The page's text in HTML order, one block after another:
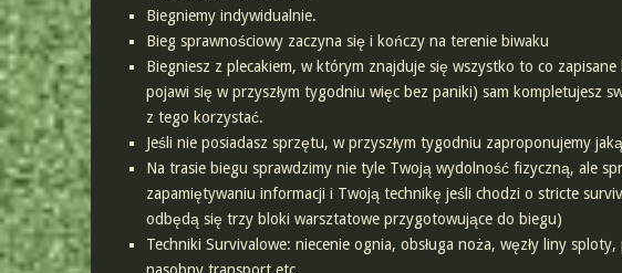
Biegniemy indywidualnie.
Bieg sprawnościowy zaczyna się i kończy na terenie biwaku
Biegniesz z plecakiem, w którym znajduje się wszystko to co
pojawi się w przyszłym tygodniu więc bez paniki) sam kompletujesz
z tego korzystać.
Jeśli nie posiadasz sprzętu, w przyszłym tygodniu zaproponujemy
Na trasie biegu sprawdzimy nie tyle Twoją wydolność fizyczną, ale
zapamiętywaniu informacji i Twoją technikę jeśli chodzi o stricte
odbędą się trzy bloki warsztatowe przygotowujące do biegu)
Techniki Survivalowe: niecenie ognia, obsługa noża, węzły liny